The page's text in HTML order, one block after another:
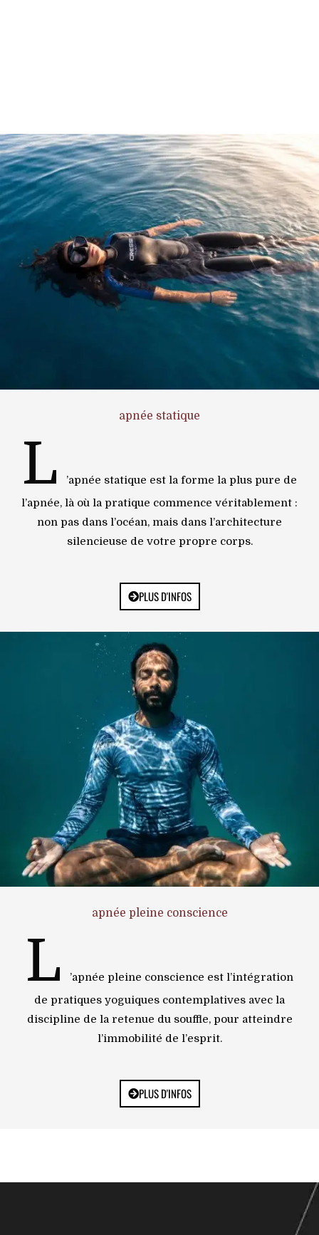
apnée statique
L
’apnée statique est la forme la plus pure de
l’apnée, là où la pratique commence véritablement :
non pas dans l’océan, mais dans l’architecture
silencieuse de votre propre corps.
PLUS D'INFOS
apnée pleine conscience
L
’apnée pleine conscience est l’intégration
de pratiques yoguiques contemplatives avec la
discipline de la retenue du souffle, pour atteindre
l’immobilité de l’esprit.
PLUS D'INFOS